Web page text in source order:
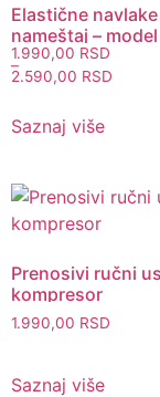
Elastične
nameštaj –
1.990,00 RSD
–
2.590,00 RSD
Saznaj više
Prenosivi ručni
kompresor
1.990,00 RSD
Saznaj više